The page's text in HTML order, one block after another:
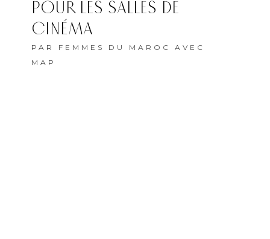
POUR LES SALLES DE
CINÉMA
PAR FEMMES DU MAROC AVEC
MAP